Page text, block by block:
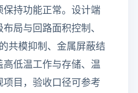
持功能正常。设计端
局与回路面积控制、
共模抑制、金属屏蔽结
低温工作与存储、温
目，验收口径可参考